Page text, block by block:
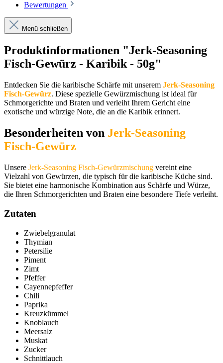
Bewertungen
Menü schließen
Produktinformationen "Jerk-Seasoning
Fisch-Gewürz - Karibik - 50g"
Entdecken Sie die karibische Schärfe mit unserem Jerk-Seasoning
Fisch-Gewürz. Diese spezielle Gewürzmischung ist ideal für
Schmorgerichte und Braten und verleiht Ihrem Gericht eine
exotische und würzige Note, die an die Karibik erinnert.
Besonderheiten von Jerk-Seasoning
Fisch-Gewürz
Unsere Jerk-Seasoning Fisch-Gewürzmischung vereint eine
Vielzahl von Gewürzen, die typisch für die karibische Küche sind.
Sie bietet eine harmonische Kombination aus Schärfe und Würze,
die Ihren Schmorgerichten und Braten eine besondere Tiefe verleiht.
Zutaten
Zwiebelgranulat
Thymian
Petersilie
Piment
Zimt
Pfeffer
Cayennepfeffer
Chili
Paprika
Kreuzkümmel
Knoblauch
Meersalz
Muskat
Zucker
Schnittlauch